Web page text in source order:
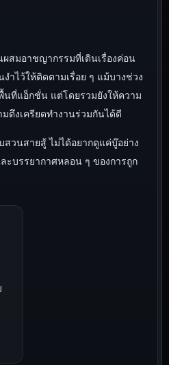
สมอาชญากรรมที่เดินเรื่องค่อน
ำไว้ให้ติดตามเรื่อย ๆ แม้บางช่วง
นที่แอ็กชั่น แต่โดยรวมยังให้ความ
ตึงเครียดทำงานร่วมกันได้ดี
วนสายสู้ ไม่ได้อยากดูแค่บู๊อย่าง
ละบรรยากาศหลอน ๆ ของการถูก